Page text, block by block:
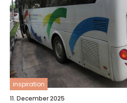
inspiration
11. December 2025